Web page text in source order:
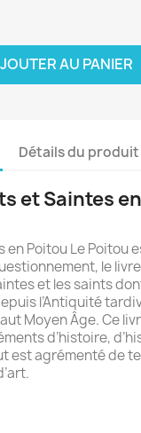
AU PANIER
Détails du produit
et Saintes
en Poitou Le Poitou
le
et les saints
l’Antiquité
Moyen Âge. Ce
d’histoire,
est agrémenté de